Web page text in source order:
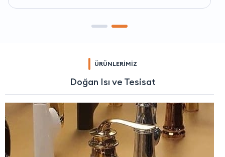
ÜRÜNLERİMİZ
Doğan Isı ve Tesisat